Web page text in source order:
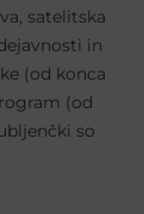
satelitska
in
(od konca
(od
so